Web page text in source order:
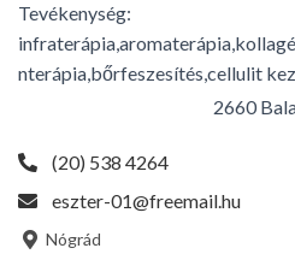
Tevékenység:
nterápia,bőrfeszesítés,cellulit
2660
(20) 538 4264
eszter-01@freemail.hu
Nógrád